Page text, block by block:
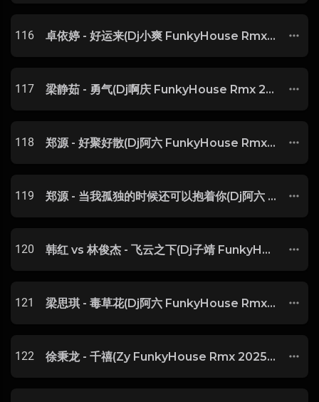
116 卓依婷 - 好运来(Dj小爽 FunkyHouse Rmx 2025) -
117 梁静茹 - 勇气(Dj啊庆 FunkyHouse Rmx 2025) -
118 郑源 - 好聚好散(Dj阿六 FunkyHouse Rmx 2025) -
119 郑源 - 当我孤独的时候还可以抱着你(Dj阿六 FunkyHouse Rmx 2025) -
120 韩红 vs 林俊杰 - 飞云之下(Dj子靖 FunkyHouse Rmx 2025) -
121 梁思琪 - 毒草花(Dj阿六 FunkyHouse Rmx 2025) -
122 徐秉龙 - 千禧(Zy FunkyHouse Rmx 2025) -